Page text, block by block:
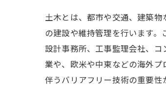
土木とは、都市や交通、建築
の建設や維持管理を行います
設計事務所、工事監理会社、
業や、欧米や中東などの海外
伴うバリアフリー技術の重要性